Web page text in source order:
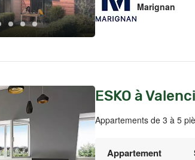
Marignan
ESKO à
Appartements de 3 à 5
Appartement